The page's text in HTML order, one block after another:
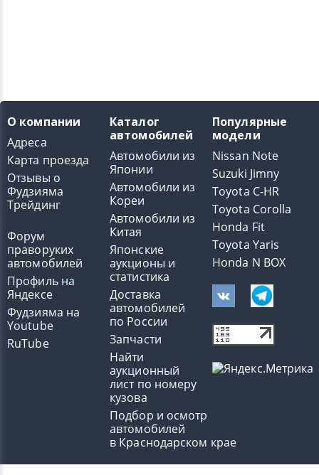
О компании
Адреса
Карта проезда
Отзывы о
Фудзияма
Трейдинг
Форум
праворуких
автомобилей
Профиль на
Яндексе
Фудзияма на
Youtube
RuTube
Каталог
автомобилей
Автомобили из
Японии
Автомобили из
Кореи
Автомобили из
Китая
Японские
аукционы и
статистика
Доставка
автомобилей
по России
Запчасти
Найти
аукционный
лист по номеру
кузова
Подбор и осмотр
автомобилей
в Краснодарском крае
Популярные
модели
Nissan Note
Suzuki Jimny
Toyota C-HR
Toyota Corolla
Honda Fit
Toyota Yaris
Honda N BOX